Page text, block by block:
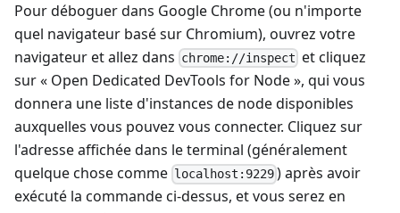
Pour déboguer dans Google Chrome (ou n'importe
quel navigateur basé sur Chromium), ouvrez votre
navigateur et allez dans chrome://inspect et cliquez
sur « Open Dedicated DevTools for Node », qui vous
donnera une liste d'instances de node disponibles
auxquelles vous pouvez vous connecter. Cliquez sur
l'adresse affichée dans le terminal (généralement
quelque chose comme localhost:9229 ) après avoir
exécuté la commande ci-dessus, et vous serez en